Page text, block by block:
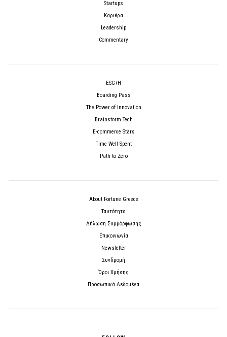
Startups
Καριέρα
Leadership
Commentary
ESG+H
Boarding Pass
The Power of Innovation
Brainstorm Tech
E-commerce Stars
Time Well Spent
Path to Zero
About Fortune Greece
Ταυτότητα
Δήλωση Συμμόρφωσης
Επικοινωνία
Newsletter
Συνδρομή
Όροι Χρήσης
Προσωπικά Δεδομένα